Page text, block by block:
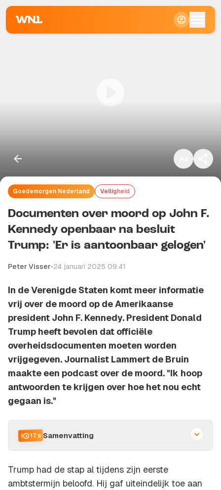
Goedemorgen Nederland Veiligheid
Documenten over moord op John F.
Kennedy openbaar na besluit
Trump: 'Er is aantoonbaar gelogen'
Peter Visser•24 januari 2025 09:41
In de Verenigde Staten komt meer informatie
vrij over de moord op de Amerikaanse
president John F. Kennedy. President Donald
Trump heeft bevolen dat officiële
overheidsdocumenten moeten worden
vrijgegeven. Journalist Lammert de Bruin
maakte een podcast over de moord. "Ik hoop
antwoorden te krijgen over hoe het nou echt
gegaan is."
17 s Samenvatting
Trump had de stap al tijdens zijn eerste
ambtstermijn beloofd. Hij gaf uiteindelijk toe aan